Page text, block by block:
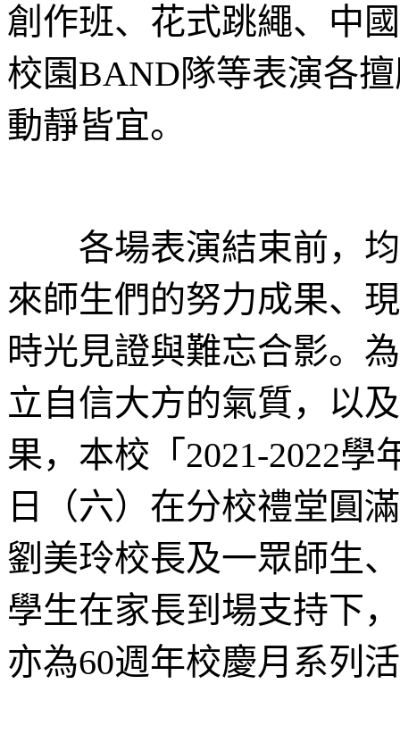
創作班、花式跳繩、中
校園BAND隊等表演各
動靜皆宜。
各場表演結束前，均
來師生們的努力成果、
時光見證與難忘合影。
立自信大方的氣質，以
果，本校「2021-2022學
日（六）在分校禮堂圓
劉美玲校長及一眾師生
學生在家長到場支持下
亦為60週年校慶月系列